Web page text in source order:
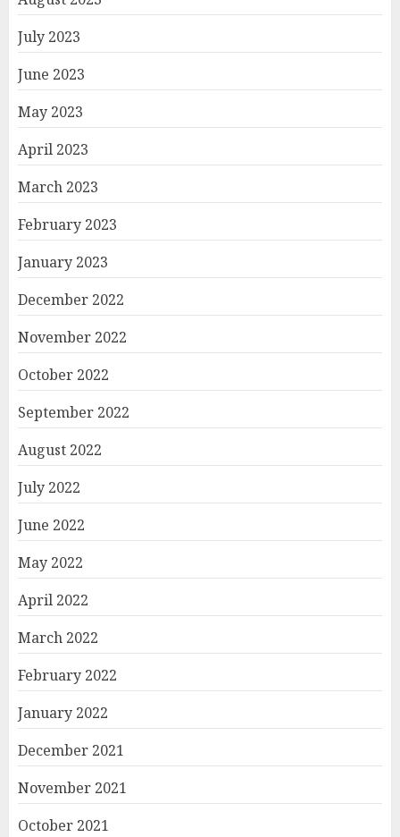
July 2023
June 2023
May 2023
April 2023
March 2023
February 2023
January 2023
December 2022
November 2022
October 2022
September 2022
August 2022
July 2022
June 2022
May 2022
April 2022
March 2022
February 2022
January 2022
December 2021
November 2021
October 2021